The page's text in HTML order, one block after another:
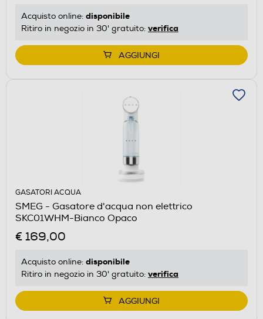
Acquisto online: disponibile
Ritiro in negozio in 30' gratuito: verifica
AGGIUNGI
GASATORI ACQUA
SMEG - Gasatore d'acqua non elettrico
SKC01WHM-Bianco Opaco
€ 169,00
Acquisto online: disponibile
Ritiro in negozio in 30' gratuito: verifica
AGGIUNGI